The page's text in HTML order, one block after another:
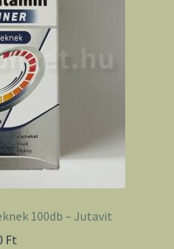
100db – Jutavit
Ft